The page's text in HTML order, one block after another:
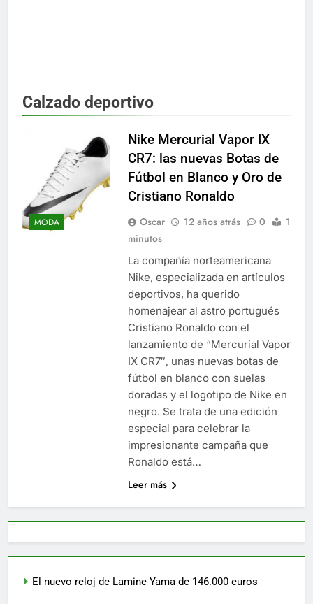
Calzado deportivo
MODA
Nike Mercurial Vapor IX
CR7: las nuevas Botas de
Fútbol en Blanco y Oro de
Cristiano Ronaldo
Oscar 12 años atrás 0
1
minutos
La compañía norteamericana
Nike, especializada en artículos
deportivos, ha querido
homenajear al astro portugués
Cristiano Ronaldo con el
lanzamiento de “Mercurial Vapor
IX CR7″, unas nuevas botas de
fútbol en blanco con suelas
doradas y el logotipo de Nike en
negro. Se trata de una edición
especial para celebrar la
impresionante campaña que
Ronaldo está…
Leer más
El nuevo reloj de Lamine Yama de 146.000 euros